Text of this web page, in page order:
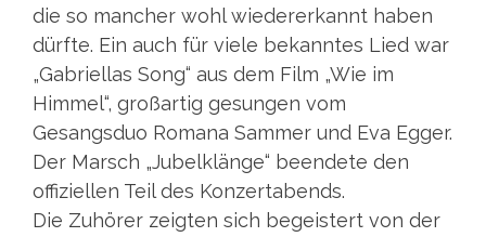
die so mancher wohl wiedererkannt haben
dürfte. Ein auch für viele bekanntes Lied war
„Gabriellas Song“ aus dem Film „Wie im
Himmel“, großartig gesungen vom
Gesangsduo Romana Sammer und Eva Egger.
Der Marsch „Jubelklänge“ beendete den
offiziellen Teil des Konzertabends.
Die Zuhörer zeigten sich begeistert von der